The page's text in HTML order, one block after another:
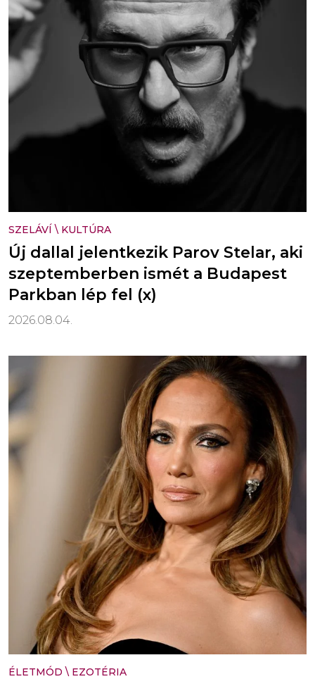
SZELÁVÍ \ KULTÚRA
Új dallal jelentkezik Parov Stelar, aki
szeptemberben ismét a Budapest
Parkban lép fel (x)
2026.08.04.
ÉLETMÓD \ EZOTÉRIA